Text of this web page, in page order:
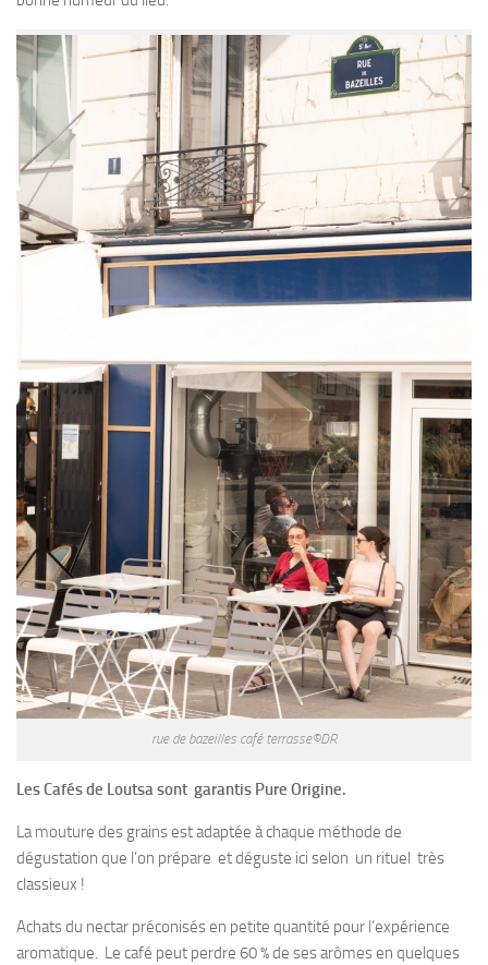
rue de bazeilles café terrasse©DR
Les Cafés de Loutsa sont garantis Pure Origine.
La mouture des grains est adaptée à chaque méthode de
dégustation que l’on prépare et déguste ici selon un rituel très
classieux !
Achats du nectar préconisés en petite quantité pour l’expérience
aromatique. Le café peut perdre 60 % de ses arômes en quelques